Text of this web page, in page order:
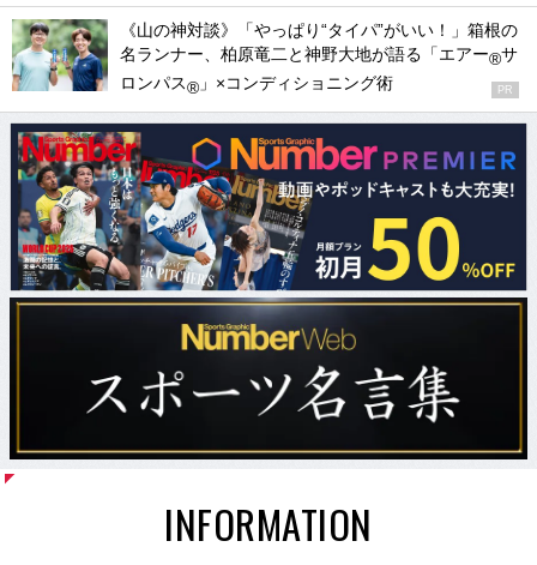
《山の神対談》「やっぱり“タイパ”がいい！」箱根の
名ランナー、柏原竜二と神野大地が語る「エアー®サ
ロンパス® 」×コンディショニング術 PR
INFORMATION